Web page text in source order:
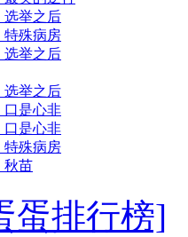
选举之后
特殊病房
选举之后
选举之后
口是心非
口是心非
特殊病房
秋苗
蛋排行榜]